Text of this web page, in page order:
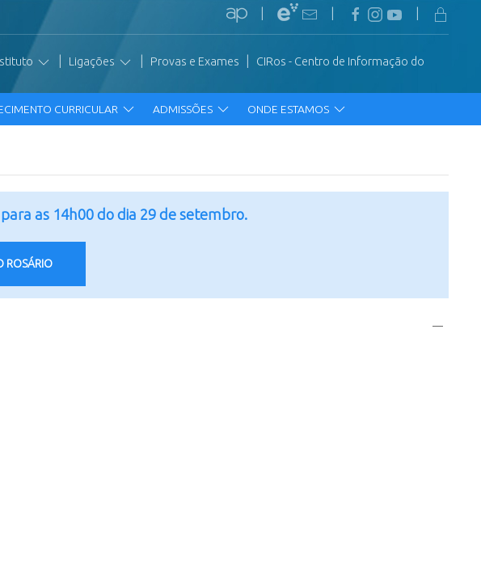
Ligações Provas e Exames
CIRos - Centro de Informação do
CURRICULAR ADMISSÕES ONDE ESTAMOS
as 14h00 do dia 29 de setembro.
ROSÁRIO